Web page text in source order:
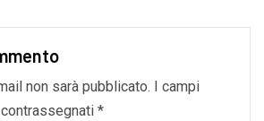
non sarà pubblicato.
I campi
*